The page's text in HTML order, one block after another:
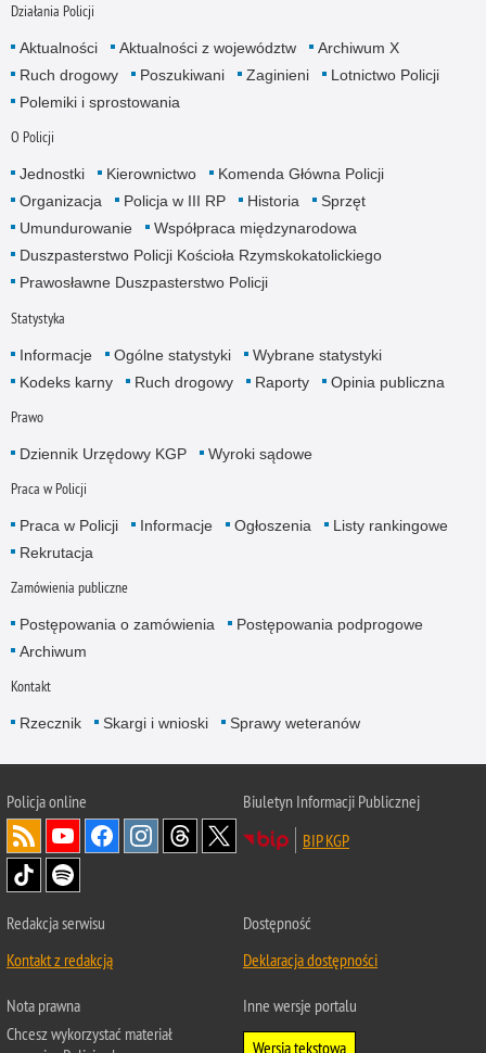
Działania Policji
Aktualności Aktualności z województw
Archiwum X
Ruch drogowy
Poszukiwani Zaginieni
Lotnictwo Policji
Polemiki i sprostowania
O Policji
Jednostki Kierownictwo
Komenda Główna Policji
Organizacja
Policja w III RP Historia
Sprzęt
Umundurowanie
Współpraca międzynarodowa
Duszpasterstwo Policji Kościoła Rzymskokatolickiego
Prawosławne Duszpasterstwo Policji
Statystyka
Informacje Ogólne statystyki
Wybrane statystyki
Kodeks karny
Ruch drogowy Raporty Opinia publiczna
Prawo
Dziennik Urzędowy KGP Wyroki sądowe
Praca w Policji
Praca w Policji Informacje Ogłoszenia
Listy rankingowe
Rekrutacja
Zamówienia publiczne
Postępowania o zamówienia
Postępowania podprogowe
Archiwum
Kontakt
Rzecznik Skargi i wnioski Sprawy weteranów
Policjaonline
Biuletyn Informacji Publicznej
BIP KGP
Redakcja serwisu
Kontakt z redakcją
Dostępność
Deklaracja dostępności
Nota prawna
Chcesz wykorzystać materiał
Inne wersje portalu
Wersja tekstowa